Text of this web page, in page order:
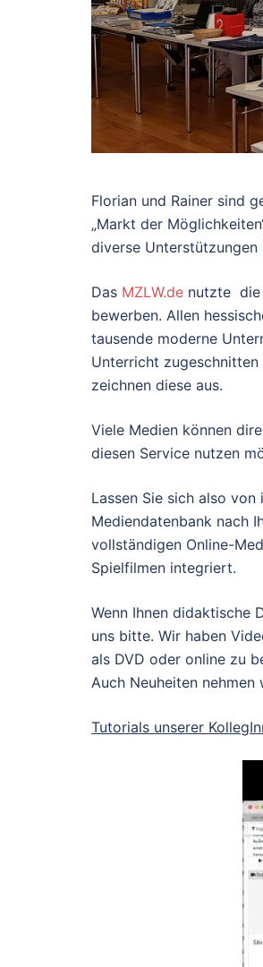
Florian und Rainer sind
„Markt der
diverse Unterstützungen
Das MZLW.de nutzte die
bewerben. Allen
tausende moderne
Unterricht
zeichnen diese aus.
Viele Medien können
diesen Service nutzen
Lassen Sie sich also von
Mediendatenbank nach
vollständigen Online-
Spielfilmen integriert.
Wenn Ihnen didaktische
uns bitte. Wir haben
als DVD oder online zu
Auch Neuheiten
Tutorials unserer